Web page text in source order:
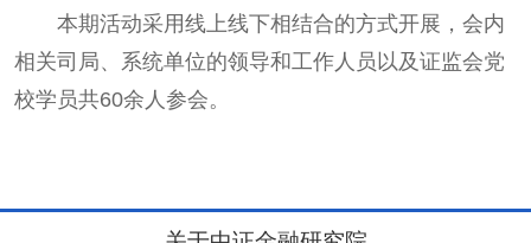
本期活动采用线上线下相结合的方式开展，会内
相关司局、系统单位的领导和工作人员以及证监会党
校学员共60余人参会。